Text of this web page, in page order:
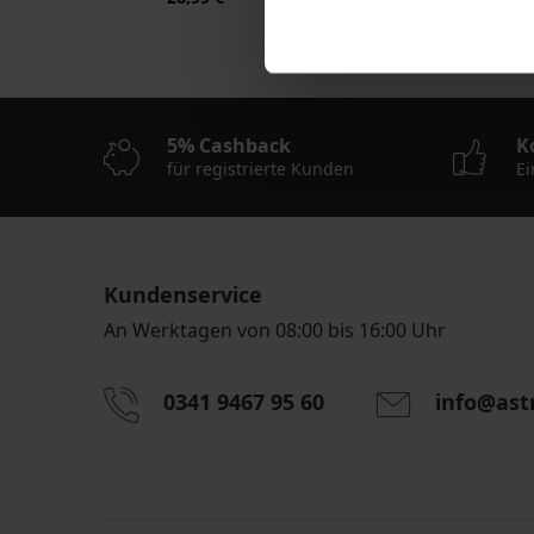
5% Cashback
für registrierte Kunden
Kundenservice
An Werktagen von 08:00 bis 16:00 Uhr
0341 9467 95 60